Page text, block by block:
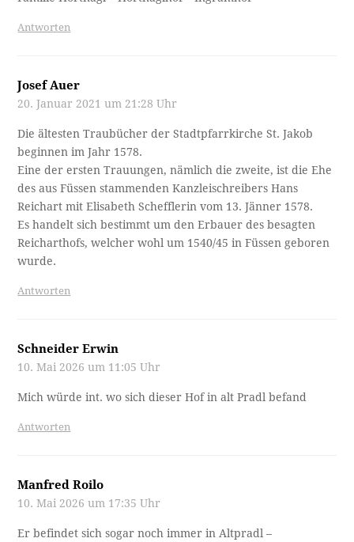
Antworten
Josef Auer
20. Januar 2021 um 21:28 Uhr
Die ältesten Traubücher der Stadtpfarrkirche St. Jakob
beginnen im Jahr 1578.
Eine der ersten Trauungen, nämlich die zweite, ist die Ehe
des aus Füssen stammenden Kanzleischreibers Hans
Reichart mit Elisabeth Schefflerin vom 13. Jänner 1578.
Es handelt sich bestimmt um den Erbauer des besagten
Reicharthofs, welcher wohl um 1540/45 in Füssen geboren
wurde.
Antworten
Schneider Erwin
10. Mai 2026 um 11:05 Uhr
Mich würde int. wo sich dieser Hof in alt Pradl befand
Antworten
Manfred Roilo
10. Mai 2026 um 17:35 Uhr
Er befindet sich sogar noch immer in Altpradl –